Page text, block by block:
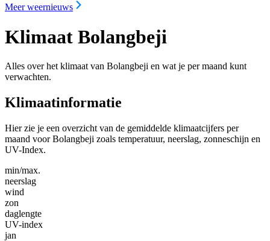
Meer weernieuws
Klimaat Bolangbeji
Alles over het klimaat van Bolangbeji en wat je per maand kunt
verwachten.
Klimaatinformatie
Hier zie je een overzicht van de gemiddelde klimaatcijfers per
maand voor Bolangbeji zoals temperatuur, neerslag, zonneschijn en
UV-Index.
min/max.
neerslag
wind
zon
daglengte
UV-index
jan